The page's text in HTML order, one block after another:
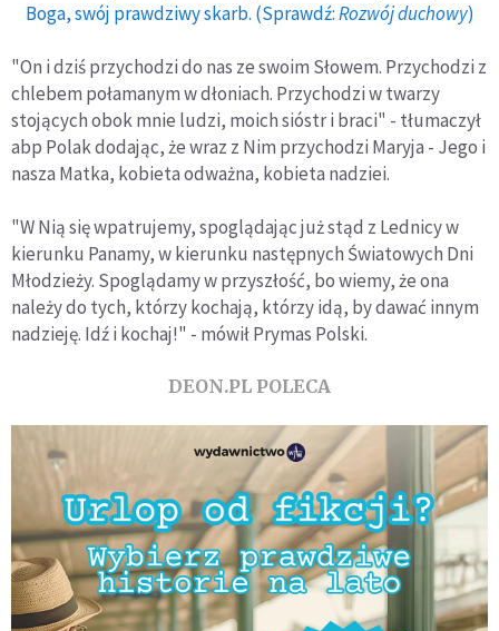
Boga, swój prawdziwy skarb. (Sprawdź:Rozwój duchowy)
"On i dziś przychodzi do nas ze swoim Słowem. Przychodzi z
chlebem połamanym w dłoniach. Przychodzi w twarzy
stojących obok mnie ludzi, moich sióstr i braci" - tłumaczył
abp Polak dodając, że wraz z Nim przychodzi Maryja - Jego i
nasza Matka, kobieta odważna, kobieta nadziei.
"W Nią się wpatrujemy, spoglądając już stąd z Lednicy w
kierunku Panamy, w kierunku następnych Światowych Dni
Młodzieży. Spoglądamy w przyszłość, bo wiemy, że ona
należy do tych, którzy kochają, którzy idą, by dawać innym
nadzieję. Idź i kochaj!" - mówił Prymas Polski.
DEON.PL POLECA